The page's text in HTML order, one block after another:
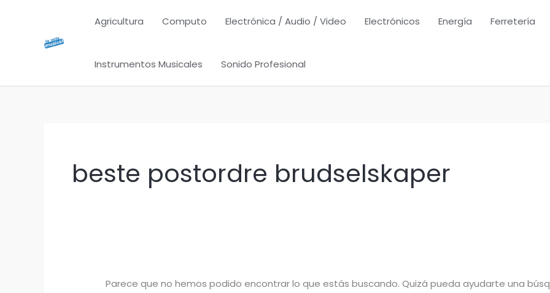
contenido
Agricultura Computo Electrónica / Audio / Video Electrónicos Energía Ferretería
Instrumentos Musicales Sonido Profesional
beste postordre brudselskaper
Parece que no hemos podido encontrar lo que estás buscando. Quizá pueda ayudarte una